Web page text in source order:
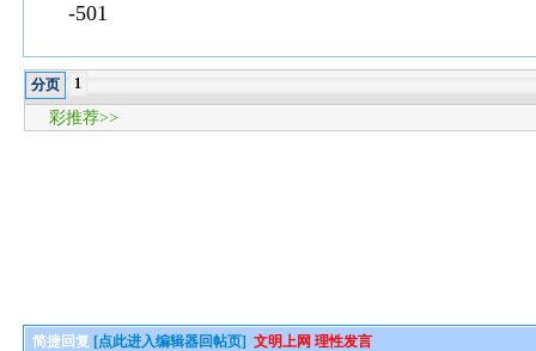
-501
分页 1
彩推荐>>
简捷回复 [点此进入编辑器回帖页] 文明上网 理性发言